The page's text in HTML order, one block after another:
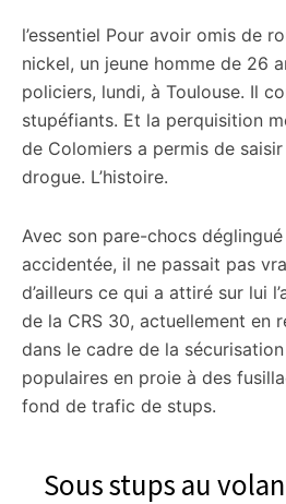
l’essentiel Pour avoir omis de
nickel, un jeune homme de 26
policiers, lundi, à Toulouse. Il
stupéfiants. Et la perquisition
de Colomiers a permis de
drogue. L’histoire.
Avec son pare-chocs
accidentée, il ne passait pas
d’ailleurs ce qui a attiré sur lui
de la CRS 30, actuellement en
dans le cadre de la
populaires en proie à des
fond de trafic de stups.
Sous stups au